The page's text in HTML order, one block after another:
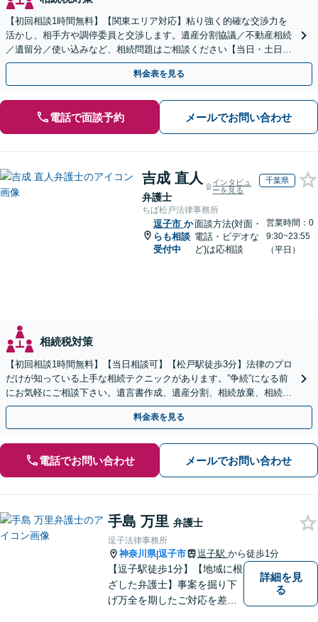
【初回相談1時間無料】【関東エリア対応】粘り強く的確な交渉力を
活かし、相手方や調停委員と交渉します。遺産分割協議／不動産相続
／遺留分／使い込みなど、相続問題はご相談ください【当日・土日対
応可】トラブル前の段階でも相談可。メール24時間受付
料金表を見る
電話で面談予約 メールでお問い合わせ
吉成 直人
弁護士
インタビュ
ーを見る
千葉県
ちば松戸法律事務所
逗子市 か
らも相談
受付中
面談方法(対面・
電話・ビデオな
ど)は応相談
営業時間：0
9:30~23:55
（平日）
相続税対策
【初回相談1時間無料】【当日相談可】【松戸駅徒歩3分】法律のプロ
だけが知っている上手な相続テクニックがあります。”争続”になる前
にお気軽にご相談下さい。遺言書作成、遺産分割、相続放棄、相続税
のことなど弁護経験豊富です。
料金表を見る
電話でお問い合わせ メールでお問い合わせ
手島 万里 弁護士
逗子法律事務所
神奈川県|逗子市 逗子駅 から徒歩1分
【逗子駅徒歩1分】【地域に根
ざした弁護士】事案を掘り下
げ万全を期したご対応を差し
詳細を見
る